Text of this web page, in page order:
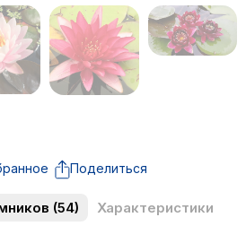
Поделиться
(54)
Характеристики